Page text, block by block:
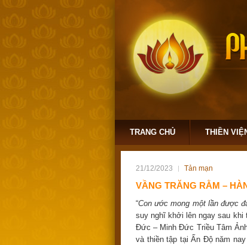
TRANG CHỦ THIỀN
21/12/2023 Tản mạn
VẦNG TRĂNG RẰM –
“Con ước mong một lần được
suy nghĩ khởi lên ngay sau khi
Đức – Minh Đức Triều Tâm
và thiền tập tại Ấn Độ năm